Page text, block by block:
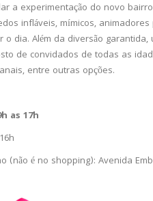
a experimentação do novo
infláveis, mímicos,
o dia. Além da diversão
de convidados de todas as
entre outras opções.
as 17h
(não é no shopping): Avenida